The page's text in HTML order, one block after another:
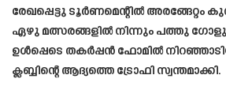
രേഖപ്പെട്ടു ടൂർണമെന്റിൽ അരങ്ങേറ്റം
ഏഴു മത്സരങ്ങളിൽ നിന്നും പത്തു
ഉൾപ്പെടെ തകർപ്പൻ ഫോമിൽ
ക്ലബ്ബിന്റെ ആദ്യത്തെ ട്രോഫി സ്വന്തമാക്കി.